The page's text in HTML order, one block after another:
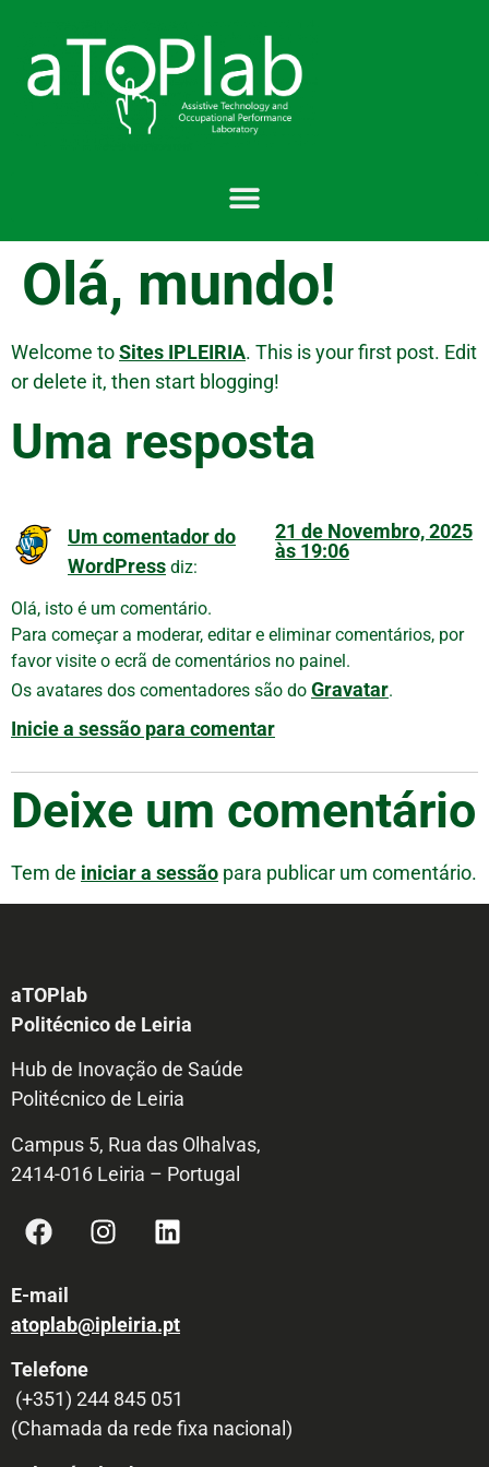
Olá, mundo!
Welcome toSites IPLEIRIA. This is your first post. Edit
or delete it, then start blogging!
Uma resposta
Um comentador do
WordPress diz:
21 de Novembro, 2025
às 19:06
Olá, isto é um comentário.
Para começar a moderar, editar e eliminar comentários, por
favor visite o ecrã de comentários no painel.
Os avatares dos comentadores são do Gravatar.
Inicie a sessão para comentar
Deixe um comentário
Tem de iniciar a sessão para publicar um comentário.
aTOPlab
Politécnico de Leiria
Hub de Inovação de Saúde
Politécnico de Leiria
Campus 5, Rua das Olhalvas,
2414-016 Leiria – Portugal
E-mail
atoplab@ipleiria.pt
Telefone
(+351) 244 845 051
(Chamada da rede fixa nacional)